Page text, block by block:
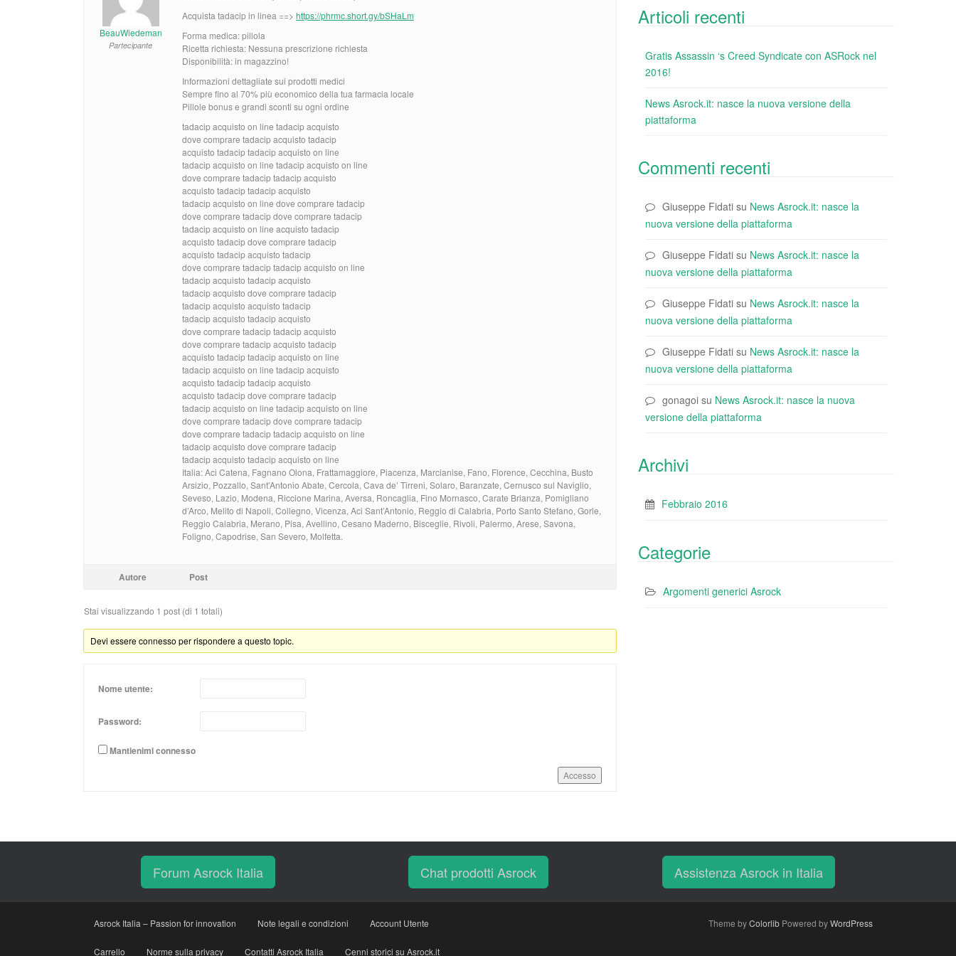
BeauWiedeman
Partecipante
Acquista tadacip in linea ==> https://phrmc.short.gy/bSHaLm
Forma medica: pillola
Ricetta richiesta: Nessuna prescrizione richiesta
Disponibilità: in magazzino!
Informazioni dettagliate sui prodotti medici
Sempre fino al 70% più economico della tua farmacia locale
Pillole bonus e grandi sconti su ogni ordine
tadacip acquisto on line tadacip acquisto
dove comprare tadacip acquisto tadacip
acquisto tadacip tadacip acquisto on line
tadacip acquisto on line tadacip acquisto on line
dove comprare tadacip tadacip acquisto
acquisto tadacip tadacip acquisto
tadacip acquisto on line dove comprare tadacip
dove comprare tadacip dove comprare tadacip
tadacip acquisto on line acquisto tadacip
acquisto tadacip dove comprare tadacip
acquisto tadacip acquisto tadacip
dove comprare tadacip tadacip acquisto on line
tadacip acquisto tadacip acquisto
tadacip acquisto dove comprare tadacip
tadacip acquisto acquisto tadacip
tadacip acquisto tadacip acquisto
dove comprare tadacip tadacip acquisto
dove comprare tadacip acquisto tadacip
acquisto tadacip tadacip acquisto on line
tadacip acquisto on line tadacip acquisto
acquisto tadacip tadacip acquisto
acquisto tadacip dove comprare tadacip
tadacip acquisto on line tadacip acquisto on line
dove comprare tadacip dove comprare tadacip
dove comprare tadacip tadacip acquisto on line
tadacip acquisto dove comprare tadacip
tadacip acquisto tadacip acquisto on line
Italia: Aci Catena, Fagnano Olona, Frattamaggiore, Piacenza, Marcianise, Fano, Florence, Cecchina, Busto
Arsizio, Pozzallo, Sant’Antonio Abate, Cercola, Cava de’ Tirreni, Solaro, Baranzate, Cernusco sul Naviglio,
Seveso, Lazio, Modena, Riccione Marina, Aversa, Roncaglia, Fino Mornasco, Carate Brianza, Pomigliano
d’Arco, Melito di Napoli, Collegno, Vicenza, Aci Sant’Antonio, Reggio di Calabria, Porto Santo Stefano, Gorle,
Reggio Calabria, Merano, Pisa, Avellino, Cesano Maderno, Bisceglie, Rivoli, Palermo, Arese, Savona,
Foligno, Capodrise, San Severo, Molfetta.
Autore Post
Stai visualizzando 1 post (di 1 totali)
Devi essere connesso per rispondere a questo topic.
Nome utente:
Password:
Mantienimi connesso
Accesso
Articoli recenti
Gratis Assassin ‘s Creed Syndicate con ASRock nel
2016!
News Asrock.it: nasce la nuova versione della
piattaforma
Commenti recenti
Giuseppe Fidati su News Asrock.it: nasce la
nuova versione della piattaforma
Giuseppe Fidati su News Asrock.it: nasce la
nuova versione della piattaforma
Giuseppe Fidati su News Asrock.it: nasce la
nuova versione della piattaforma
Giuseppe Fidati su News Asrock.it: nasce la
nuova versione della piattaforma
gonagoi su News Asrock.it: nasce la nuova
versione della piattaforma
Archivi
Febbraio 2016
Categorie
Argomenti generici Asrock
Forum Asrock Italia Chat prodotti Asrock Assistenza Asrock in Italia
Asrock Italia – Passion for innovation Note legali e condizioni Account Utente
Carrello Norme sulla privacy Contatti Asrock Italia Cenni storici su Asrock.it
Theme byColorlib Powered byWordPress